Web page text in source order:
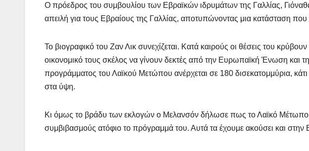
Ο πρόεδρος του συμβουλίου των Εβραϊκών ιδρυμάτων της Γαλλίας,
απειλή για τους Εβραίους της Γαλλίας, αποτυπώνοντας μια κατάσταση που
Το βιογραφικό του Ζαν Λικ συνεχίζεται. Κατά καιρούς οι θέσεις του
οικονομικό τους σκέλος να γίνουν δεκτές από την Ευρωπαϊκή Ένωση και
προγράμματος του Λαϊκού Μετώπου ανέρχεται σε 180 δισεκατομμύρια, κάτι
στα ύψη.
Κι όμως το βράδυ των εκλογών ο Μελανσόν δήλωσε πως το Λαϊκό Μέτωπο
συμβιβασμούς ατόφιο το πρόγραμμά του. Αυτά τα έχουμε ακούσει και στην